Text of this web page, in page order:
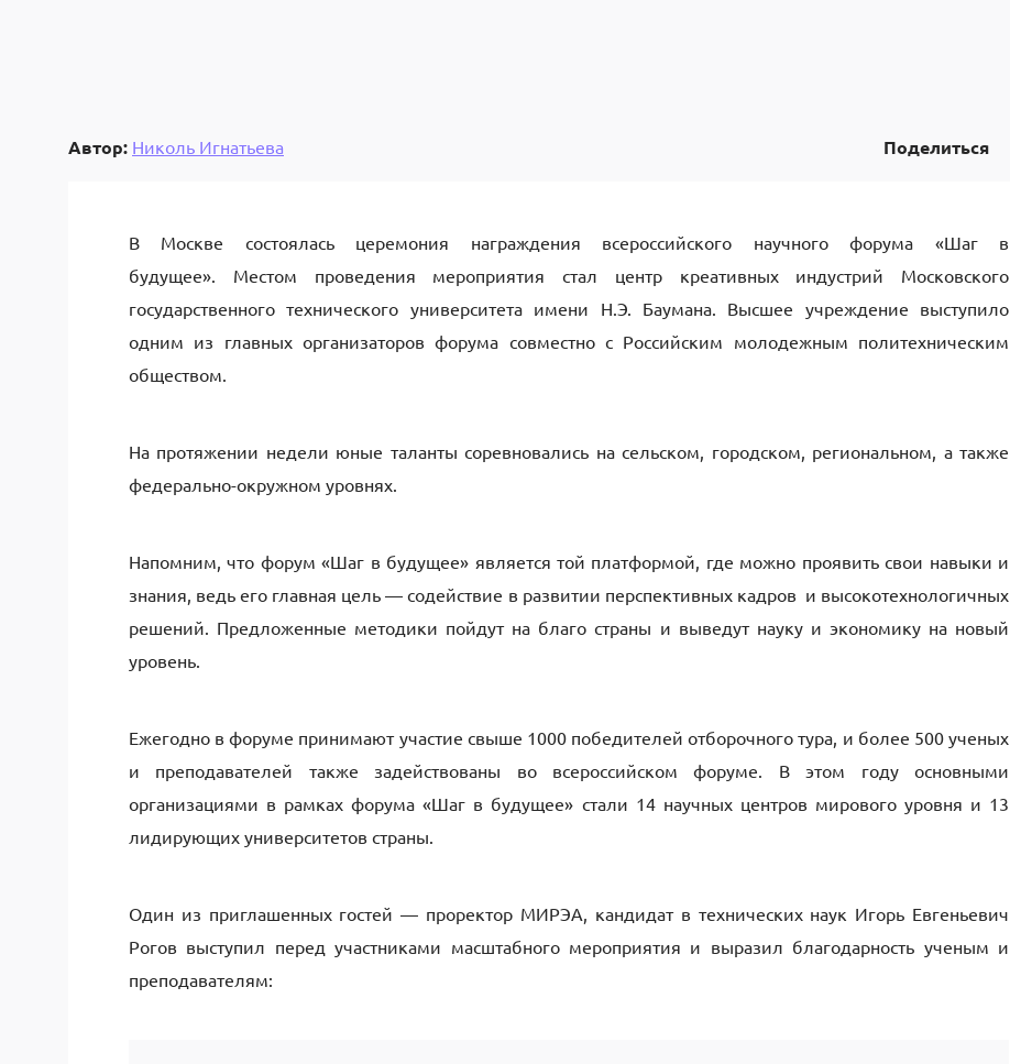
Автор: Николь Игнатьева Поделиться
В Москве состоялась церемония награждения всероссийского научного форума «Шаг в
будущее». Местом проведения мероприятия стал центр креативных индустрий Московского
государственного технического университета имени Н.Э. Баумана. Высшее учреждение выступило
одним из главных организаторов форума совместно с Российским молодежным политехническим
обществом.
На протяжении недели юные таланты соревновались на сельском, городском, региональном, а также
федерально-окружном уровнях.
Напомним, что форум «Шаг в будущее» является той платформой, где можно проявить свои навыки и
знания, ведь его главная цель — содействие в развитии перспективных кадров и высокотехнологичных
решений. Предложенные методики пойдут на благо страны и выведут науку и экономику на новый
уровень.
Ежегодно в форуме принимают участие свыше 1000 победителей отборочного тура, и более 500 ученых
и преподавателей также задействованы во всероссийском форуме. В этом году основными
организациями в рамках форума «Шаг в будущее» стали 14 научных центров мирового уровня и 13
лидирующих университетов страны.
Один из приглашенных гостей — проректор МИРЭА, кандидат в технических наук Игорь Евгеньевич
Рогов выступил перед участниками масштабного мероприятия и выразил благодарность ученым и
преподавателям: